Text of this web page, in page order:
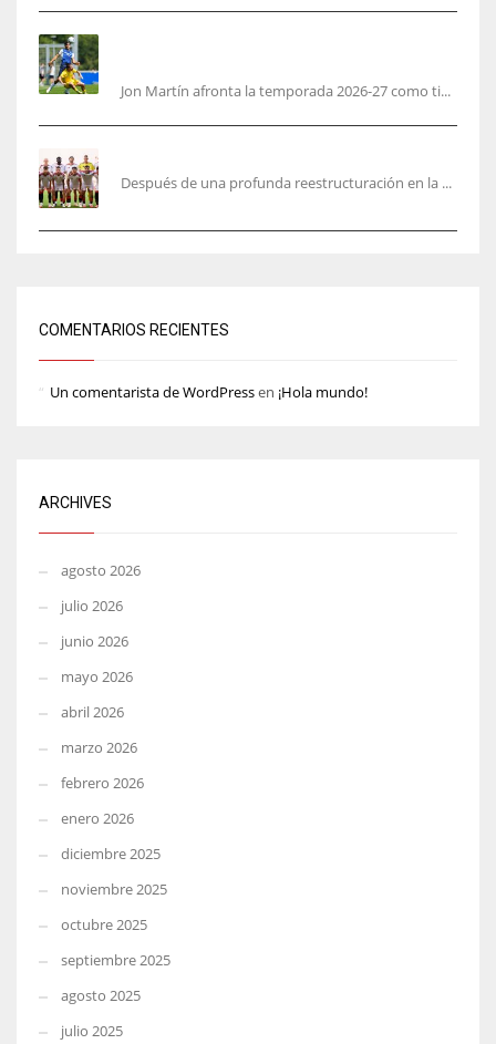
Jon Martín afronta la temporada 2026-27 como ti...
Después de una profunda reestructuración en la ...
COMENTARIOS RECIENTES
Un comentarista de WordPressen ¡Hola mundo!
ARCHIVES
agosto 2026
julio 2026
junio 2026
mayo 2026
abril 2026
marzo 2026
febrero 2026
enero 2026
diciembre 2025
noviembre 2025
octubre 2025
septiembre 2025
agosto 2025
julio 2025